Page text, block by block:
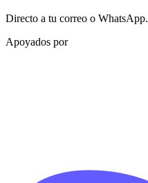
Directo a tu correo o WhatsApp.
Apoyados por